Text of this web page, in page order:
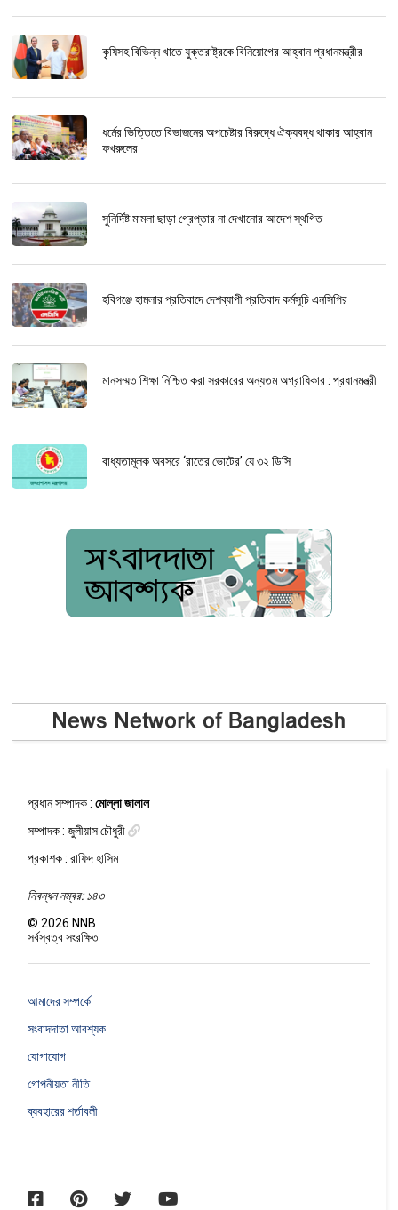
কৃষিসহ বিভিন্ন খাতে যুক্তরাষ্ট্রকে বিনিয়োগের আহ্বান প্রধানমন্ত্রীর
ধর্মের ভিত্তিতে বিভাজনের অপচেষ্টার বিরুদ্ধে ঐক্যবদ্ধ থাকার আহ্বান
ফখরুলের
সুনির্দিষ্ট মামলা ছাড়া গ্রেপ্তার না দেখানোর আদেশ স্থগিত
হবিগঞ্জে হামলার প্রতিবাদে দেশব্যাপী প্রতিবাদ কর্মসূচি এনসিপির
মানসম্মত শিক্ষা নিশ্চিত করা সরকারের অন্যতম অগ্রাধিকার : প্রধানমন্ত্রী
বাধ্যতামূলক অবসরে ‘রাতের ভোটের’ যে ৩২ ডিসি
প্রধান সম্পাদক :মোল্লা জালাল
সম্পাদক :জুলীয়াস চৌধুরী
প্রকাশক : রাফিদ হাসিম
নিবন্ধন নম্বর: ১৪৩
©2026 NNB
সর্বস্বত্ব সংরক্ষিত
আমাদের সম্পর্কে
সংবাদদাতা আবশ্যক
যোগাযোগ
গোপনীয়তা নীতি
ব্যবহারের শর্তাবলী